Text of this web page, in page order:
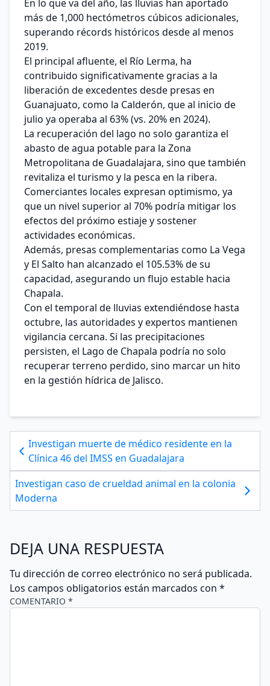
En lo que va del año, las lluvias han aportado
más de 1,000 hectómetros cúbicos adicionales,
superando récords históricos desde al menos
2019.
El principal afluente, el Río Lerma, ha
contribuido significativamente gracias a la
liberación de excedentes desde presas en
Guanajuato, como la Calderón, que al inicio de
julio ya operaba al 63% (vs. 20% en 2024).
La recuperación del lago no solo garantiza el
abasto de agua potable para la Zona
Metropolitana de Guadalajara, sino que también
revitaliza el turismo y la pesca en la ribera.
Comerciantes locales expresan optimismo, ya
que un nivel superior al 70% podría mitigar los
efectos del próximo estiaje y sostener
actividades económicas.
Además, presas complementarias como La Vega
y El Salto han alcanzado el 105.53% de su
capacidad, asegurando un flujo estable hacia
Chapala.
Con el temporal de lluvias extendiéndose hasta
octubre, las autoridades y expertos mantienen
vigilancia cercana. Si las precipitaciones
persisten, el Lago de Chapala podría no solo
recuperar terreno perdido, sino marcar un hito
en la gestión hídrica de Jalisco.
Investigan muerte de médico residente en la
Clínica 46 del IMSS en Guadalajara
Investigan caso de crueldad animal en la colonia
Moderna
DEJA UNA RESPUESTA
Tu dirección de correo electrónico no será publicada.
Los campos obligatorios están marcados con *
COMENTARIO *